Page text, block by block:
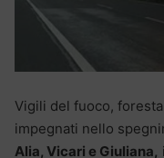
Vigili del fuoco,
impegnati nello
Alia, Vicari e Giuliana,